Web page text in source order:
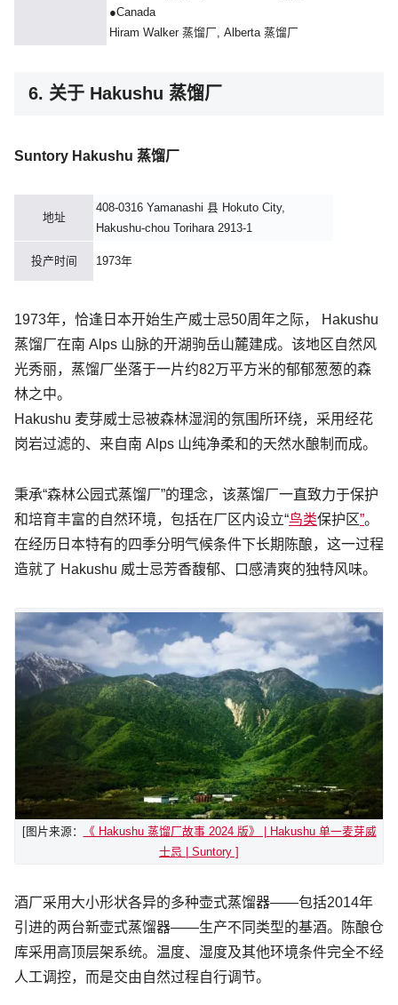
●Canada
Hiram Walker 蒸馏厂, Alberta 蒸馏厂
6. 关于 Hakushu 蒸馏厂
Suntory Hakushu 蒸馏厂
地址
408-0316 Yamanashi 县 Hokuto City,
Hakushu-chou Torihara 2913-1
投产时间 1973年
1973年，恰逢日本开始生产威士忌50周年之际， Hakushu
蒸馏厂在南 Alps 山脉的开湖驹岳山麓建成。该地区自然风
光秀丽，蒸馏厂坐落于一片约82万平方米的郁郁葱葱的森
林之中。
Hakushu 麦芽威士忌被森林湿润的氛围所环绕，采用经花
岗岩过滤的、来自南 Alps 山纯净柔和的天然水酿制而成。
秉承“森林公园式蒸馏厂”的理念，该蒸馏厂一直致力于保护
和培育丰富的自然环境，包括在厂区内设立“鸟类保护区”。
在经历日本特有的四季分明气候条件下长期陈酿，这一过程
造就了 Hakushu 威士忌芳香馥郁、口感清爽的独特风味。
[图片来源：
《 Hakushu 蒸馏厂故事 2024 版》 | Hakushu 单一麦芽威
士忌 | Suntory ]
酒厂采用大小形状各异的多种壶式蒸馏器——包括2014年
引进的两台新壶式蒸馏器——生产不同类型的基酒。陈酿仓
库采用高顶层架系统。温度、湿度及其他环境条件完全不经
人工调控，而是交由自然过程自行调节。